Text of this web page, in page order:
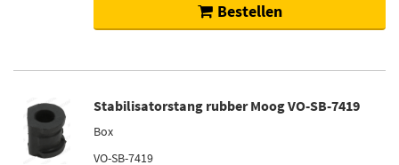
Bestellen
Stabilisatorstang rubber Moog VO-SB-7419
Box
VO-SB-7419